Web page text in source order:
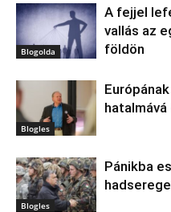
Blogolda
A fejjel
vallás az
földön
Blogles
hatalmává
Blogles
Pánikba